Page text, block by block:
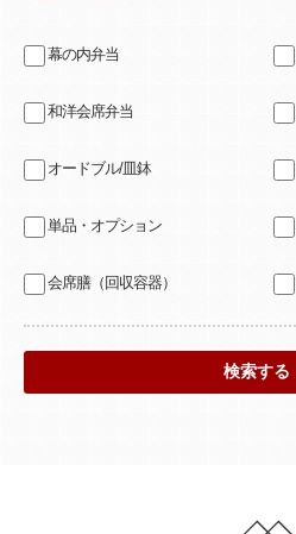
幕の内弁当
和洋会席弁当
オードブル/皿鉢
単品・オプション
会席膳（回収容器）
検索する